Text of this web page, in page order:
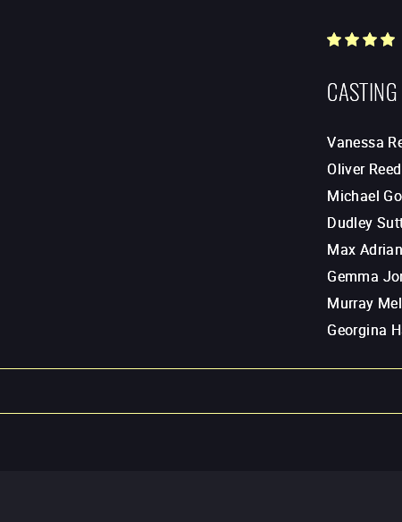
CASTING
Vanessa
Oliver Reed
Michael
Dudley
Max Adrian
Gemma
Murray
Georgina